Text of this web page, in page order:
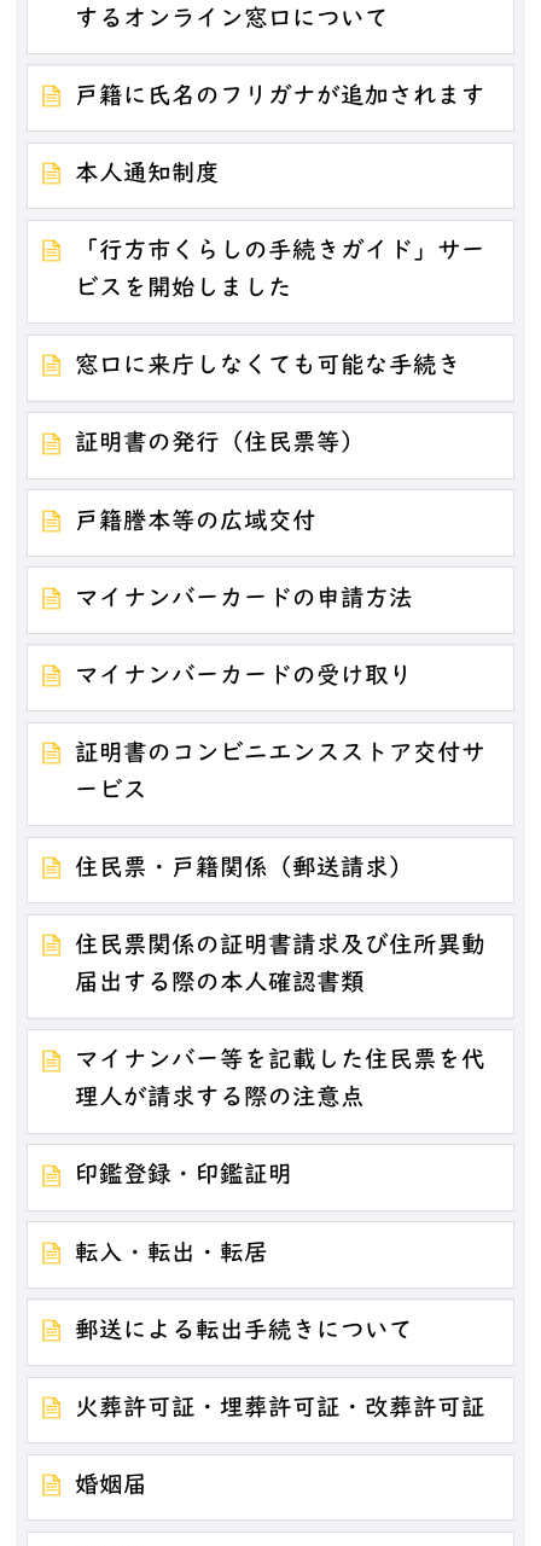
するオンライン窓口について
戸籍に氏名のフリガナが追加されます
本人通知制度
「行方市くらしの手続きガイド」サー
ビスを開始しました
窓口に来庁しなくても可能な手続き
証明書の発行（住民票等）
戸籍謄本等の広域交付
マイナンバーカードの申請方法
マイナンバーカードの受け取り
証明書のコンビニエンスストア交付サ
ービス
住民票・戸籍関係（郵送請求）
住民票関係の証明書請求及び住所異動
届出する際の本人確認書類
マイナンバー等を記載した住民票を代
理人が請求する際の注意点
印鑑登録・印鑑証明
転入・転出・転居
郵送による転出手続きについて
火葬許可証・埋葬許可証・改葬許可証
婚姻届